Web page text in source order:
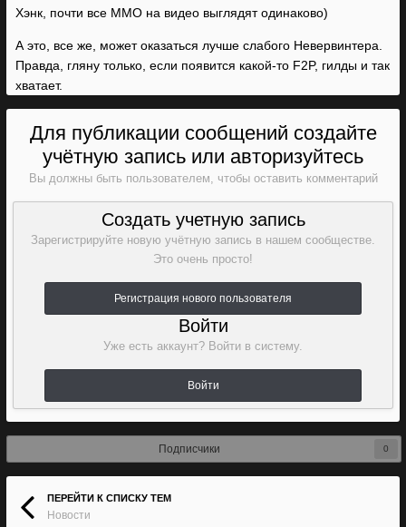
Хэнк, почти все ММО на видео выглядят одинаково)
А это, все же, может оказаться лучше слабого Невервинтера.
Правда, гляну только, если появится какой-то F2P, гилды и так
хватает.
Для публикации сообщений создайте
учётную запись или авторизуйтесь
Вы должны быть пользователем, чтобы оставить комментарий
Создать учетную запись
Зарегистрируйте новую учётную запись в нашем сообществе.
Это очень просто!
Регистрация нового пользователя
Войти
Уже есть аккаунт? Войти в систему.
Войти
Подписчики 0
ПЕРЕЙТИ К СПИСКУ ТЕМ
Новости